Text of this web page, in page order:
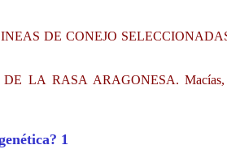
DE CONEJO
LA RASA ARAGONESA.
1